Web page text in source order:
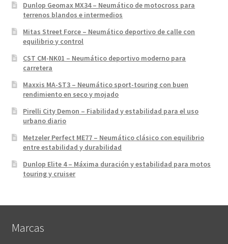
Dunlop Geomax MX34 – Neumático de motocross para
terrenos blandos e intermedios
Mitas Street Force – Neumático deportivo de calle con
equilibrio y control
CST CM-NK01 – Neumático deportivo moderno para
carretera
Maxxis MA-ST3 – Neumático sport-touring con buen
rendimiento en seco y mojado
Pirelli City Demon – Fiabilidad y estabilidad para el uso
urbano diario
Metzeler Perfect ME77 – Neumático clásico con equilibrio
entre estabilidad y durabilidad
Dunlop Elite 4 – Máxima duración y estabilidad para motos
touring y cruiser
Marcas